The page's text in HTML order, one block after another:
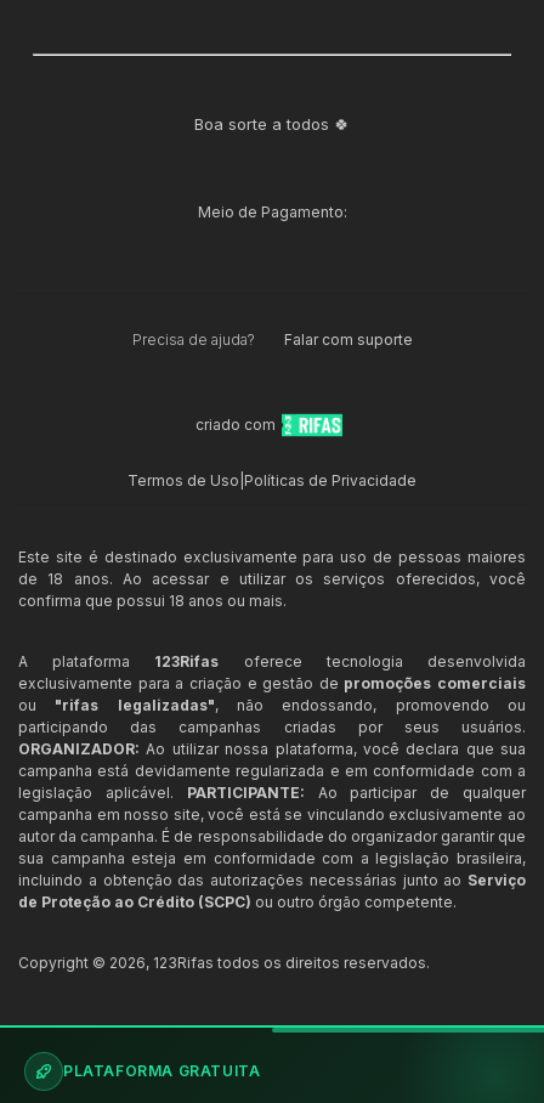
Boa sorte a todos 🍀
Meio de Pagamento:
Precisa de ajuda? Falar com suporte
criado com
Termos de Uso Políticas de Privacidade
Este site é destinado exclusivamente para uso de pessoas maiores
de 18 anos. Ao acessar e utilizar os serviços oferecidos, você
confirma que possui 18 anos ou mais.
A plataforma 123Rifas oferece tecnologia desenvolvida
exclusivamente para a criação e gestão de promoções comerciais
ou "rifas legalizadas", não endossando, promovendo ou
participando das campanhas criadas por seus usuários.
ORGANIZADOR: Ao utilizar nossa plataforma, você declara que sua
campanha está devidamente regularizada e em conformidade com a
legislação aplicável. PARTICIPANTE: Ao participar de qualquer
campanha em nosso site, você está se vinculando exclusivamente ao
autor da campanha. É de responsabilidade do organizador garantir que
sua campanha esteja em conformidade com a legislação brasileira,
incluindo a obtenção das autorizações necessárias junto ao Serviço
de Proteção ao Crédito (SCPC) ou outro órgão competente.
Copyright © 2026, 123Rifas todos os direitos reservados.
PLATAFORMA GRATUITA